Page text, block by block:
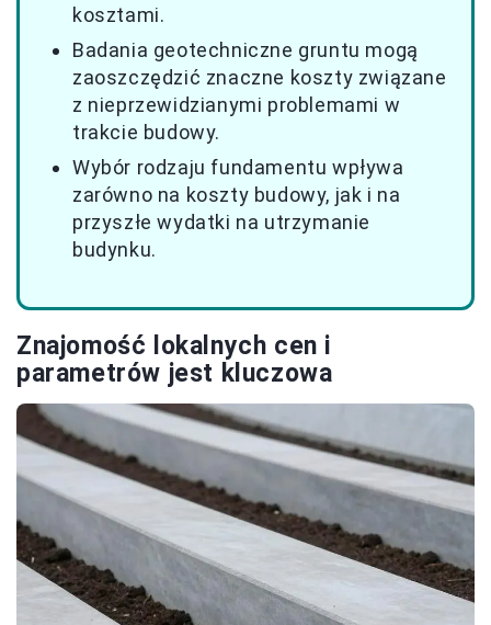
kosztami.
Badania geotechniczne gruntu mogą
zaoszczędzić znaczne koszty związane
z nieprzewidzianymi problemami w
trakcie budowy.
Wybór rodzaju fundamentu wpływa
zarówno na koszty budowy, jak i na
przyszłe wydatki na utrzymanie
budynku.
Znajomość lokalnych cen i
parametrów jest kluczowa